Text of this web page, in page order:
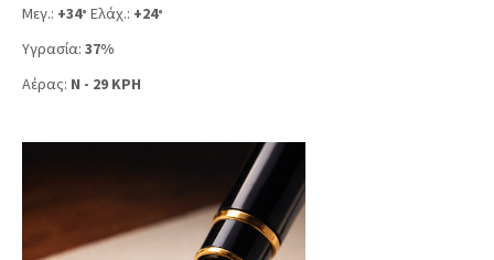
Μεγ.: +34° Ελάχ.: +24°
Υγρασία: 37%
Αέρας: N - 29 KPH